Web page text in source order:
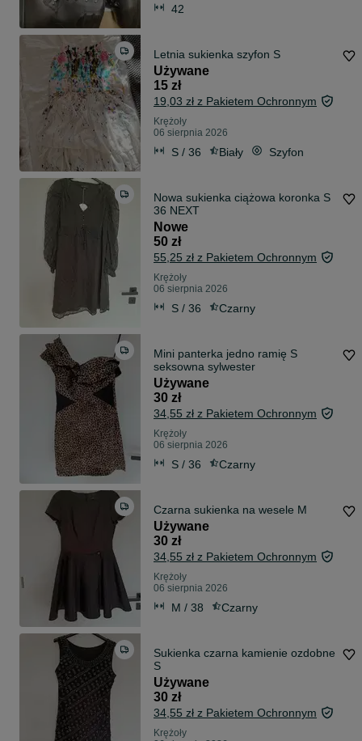
42
Letnia sukienka szyfon S
Używane
15 zł
19,03 zł z Pakietem Ochronnym
Krężoły
06 sierpnia 2026
S / 36 Biały Szyfon
Nowa sukienka ciążowa koronka S
36 NEXT
Nowe
50 zł
55,25 zł z Pakietem Ochronnym
Krężoły
06 sierpnia 2026
S / 36 Czarny
Mini panterka jedno ramię S
seksowna sylwester
Używane
30 zł
34,55 zł z Pakietem Ochronnym
Krężoły
06 sierpnia 2026
S / 36 Czarny
Czarna sukienka na wesele M
Używane
30 zł
34,55 zł z Pakietem Ochronnym
Krężoły
06 sierpnia 2026
M / 38 Czarny
Sukienka czarna kamienie ozdobne
S
Używane
30 zł
34,55 zł z Pakietem Ochronnym
Krężoły